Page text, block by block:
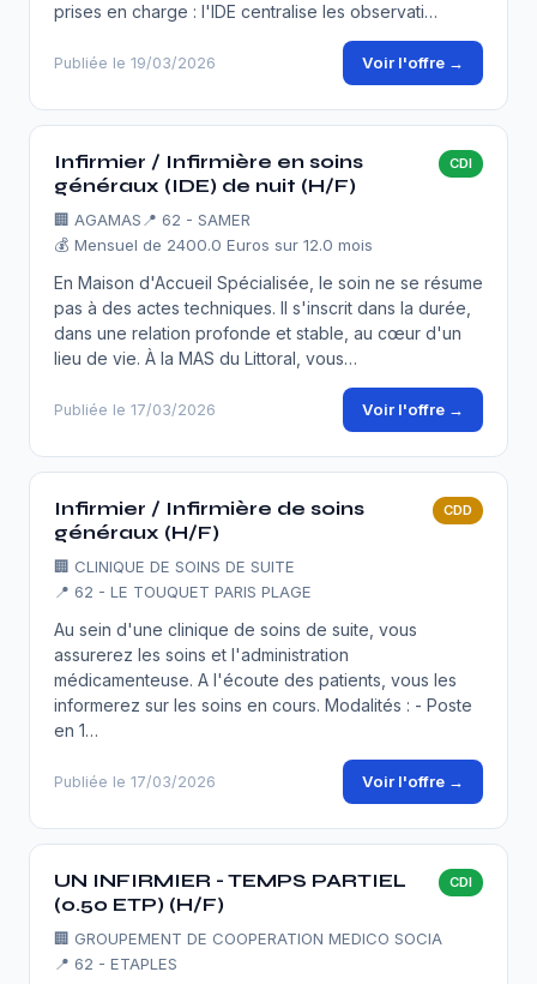
prises en charge : l'IDE centralise les observati…
Publiée le 19/03/2026 Voir l'offre →
Infirmier / Infirmière en soins
généraux (IDE) de nuit (H/F)
CDI
🏢 AGAMAS 📍 62 - SAMER
💰 Mensuel de 2400.0 Euros sur 12.0 mois
En Maison d'Accueil Spécialisée, le soin ne se résume
pas à des actes techniques. Il s'inscrit dans la durée,
dans une relation profonde et stable, au cœur d'un
lieu de vie. À la MAS du Littoral, vous…
Publiée le 17/03/2026 Voir l'offre →
Infirmier / Infirmière de soins
généraux (H/F)
CDD
🏢 CLINIQUE DE SOINS DE SUITE
📍 62 - LE TOUQUET PARIS PLAGE
Au sein d'une clinique de soins de suite, vous
assurerez les soins et l'administration
médicamenteuse. A l'écoute des patients, vous les
informerez sur les soins en cours. Modalités : - Poste
en 1…
Publiée le 17/03/2026 Voir l'offre →
UN INFIRMIER - TEMPS PARTIEL
(0.50 ETP) (H/F)
CDI
🏢 GROUPEMENT DE COOPERATION MEDICO SOCIA
📍 62 - ETAPLES